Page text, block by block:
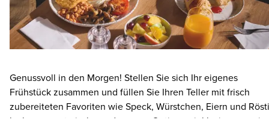
Genussvoll in den Morgen! Stellen Sie sich Ihr eigenes
Frühstück zusammen und füllen Sie Ihren Teller mit frisch
zubereiteten Favoriten wie Speck, Würstchen, Eiern und
leckere vegetarische und vegane Optionen inklusive – sowie